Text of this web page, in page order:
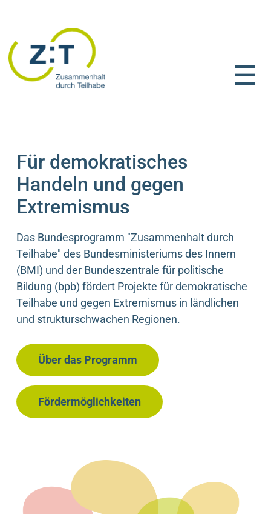
☰
Für demokratisches
Handeln und gegen
Extremismus
Das Bundesprogramm "Zusammenhalt durch
Teilhabe" des Bundesministeriums des Innern
(BMI) und der Bundeszentrale für politische
Bildung (bpb) fördert Projekte für demokratische
Teilhabe und gegen Extremismus in ländlichen
und strukturschwachen Regionen.
Über das Programm
Fördermöglichkeiten